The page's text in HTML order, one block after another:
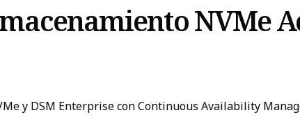
NVMe
y DSM Enterprise con Continuous Availability